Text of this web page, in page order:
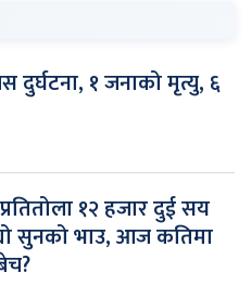
दुर्घटना, १ जनाको मृत्यु, ६
१२ हजार दुई सय
सुनको भाउ, आज कतिमा